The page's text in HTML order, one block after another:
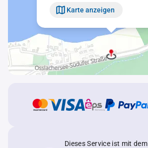
Karte anzeigen
Dieses Service ist mit dem